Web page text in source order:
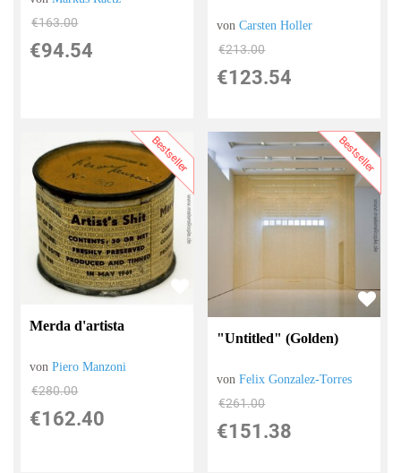
€163.00
€94.54
vonCarsten Holler
€213.00
€123.54
Bestseller
Merda d'artista
vonPiero Manzoni
€280.00
€162.40
Bestseller
"Untitled" (Golden)
vonFelix Gonzalez-Torres
€261.00
€151.38